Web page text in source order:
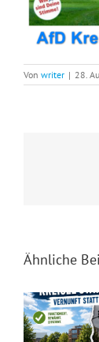
Von writer | 28.
Ähnliche